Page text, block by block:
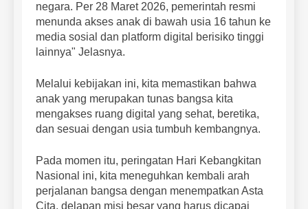
negara. Per 28 Maret 2026, pemerintah resmi
menunda akses anak di bawah usia 16 tahun ke
media sosial dan platform digital berisiko tinggi
lainnya" Jelasnya.
Melalui kebijakan ini, kita memastikan bahwa
anak yang merupakan tunas bangsa kita
mengakses ruang digital yang sehat, beretika,
dan sesuai dengan usia tumbuh kembangnya.
Pada momen itu, peringatan Hari Kebangkitan
Nasional ini, kita meneguhkan kembali arah
perjalanan bangsa dengan menempatkan Asta
Cita, delapan misi besar yang harus dicapai